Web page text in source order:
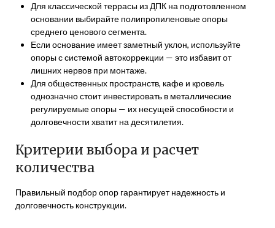
Для классической террасы из ДПК на подготовленном
основании выбирайте полипропиленовые опоры
среднего ценового сегмента.
Если основание имеет заметный уклон, используйте
опоры с системой автокоррекции — это избавит от
лишних нервов при монтаже.
Для общественных пространств, кафе и кровель
однозначно стоит инвестировать в металлические
регулируемые опоры — их несущей способности и
долговечности хватит на десятилетия.
Критерии выбора и расчет
количества
Правильный подбор опор гарантирует надежность и
долговечность конструкции.